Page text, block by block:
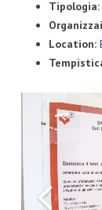
Tipologia:
Location: